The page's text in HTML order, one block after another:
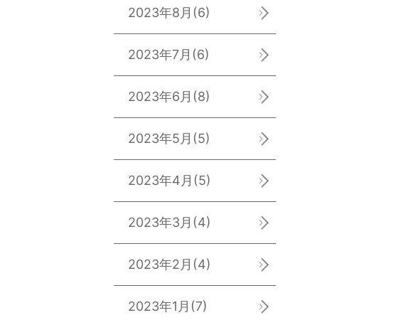
2023年8月 (6)
2023年7月 (6)
2023年6月 (8)
2023年5月 (5)
2023年4月 (5)
2023年3月 (4)
2023年2月 (4)
2023年1月 (7)